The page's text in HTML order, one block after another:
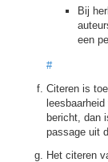
Bij
een
#
Citeren is
bericht, dan
passage uit
Het citeren